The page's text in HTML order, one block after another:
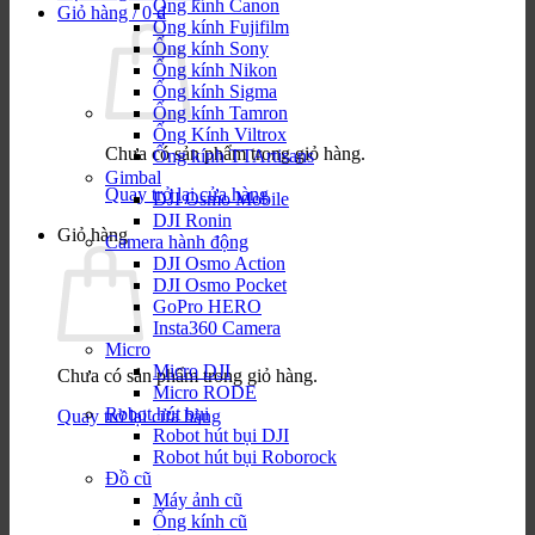
Giỏ hàng /0₫
Chưa có sản phẩm trong giỏ hàng.
Quay trở lại cửa hàng
Giỏ hàng
Chưa có sản phẩm trong giỏ hàng.
Quay trở lại cửa hàng
Ống kính Canon
Ống kính Fujifilm
Ống kính Sony
Ống kính Nikon
Ống kính Sigma
Ống kính Tamron
Ống Kính Viltrox
Ống kính TTArtisans
Gimbal
DJI Osmo Mobile
DJI Ronin
Camera hành động
DJI Osmo Action
DJI Osmo Pocket
GoPro HERO
Insta360 Camera
Micro
Micro DJI
Micro RODE
Robot hút bụi
Robot hút bụi DJI
Robot hút bụi Roborock
Đồ cũ
Máy ảnh cũ
Ống kính cũ